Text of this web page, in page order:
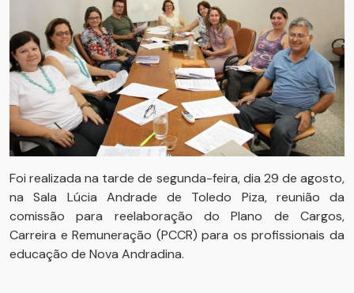
Foi realizada na tarde de segunda-feira, dia 29 de agosto,
na Sala Lúcia Andrade de Toledo Piza, reunião da
comissão para reelaboração do Plano de Cargos,
Carreira e Remuneração (PCCR) para os profissionais da
educação de Nova Andradina.